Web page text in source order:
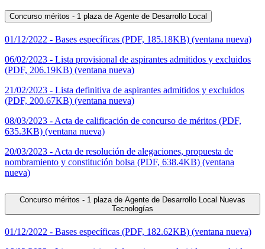
Concurso méritos - 1 plaza de Agente de Desarrollo Local
01/12/2022 - Bases específicas (PDF, 185.18KB) (ventana nueva)
06/02/2023 - Lista provisional de aspirantes admitidos y excluidos
(PDF, 206.19KB) (ventana nueva)
21/02/2023 - Lista definitiva de aspirantes admitidos y excluidos
(PDF, 200.67KB) (ventana nueva)
08/03/2023 - Acta de calificación de concurso de méritos (PDF,
635.3KB) (ventana nueva)
20/03/2023 - Acta de resolución de alegaciones, propuesta de
nombramiento y constitución bolsa (PDF, 638.4KB) (ventana
nueva)
Concurso méritos - 1 plaza de Agente de Desarrollo Local Nuevas
Tecnologías
01/12/2022 - Bases específicas (PDF, 182.62KB) (ventana nueva)